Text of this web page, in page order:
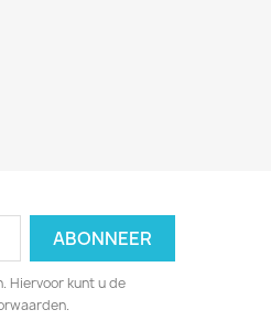
Hiervoor kunt u de